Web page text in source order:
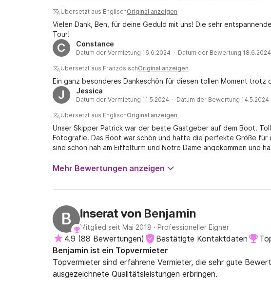
Übersetzt aus EnglischOriginal anzeigen
Vielen Dank, Ben, für deine Geduld mit uns! Die sehr
Tour!
C Constance
Datum der Vermietung 16.6.2024 · Datum der Bewertung 18.6.2024
Übersetzt aus FranzösischOriginal anzeigen
Ein ganz besonderes Dankeschön für diesen tollen Moment trotz
J Jessica
Datum der Vermietung 11.5.2024 · Datum der Bewertung 14.5.2024
Übersetzt aus EnglischOriginal anzeigen
Unser Skipper Patrick war der beste Gastgeber auf dem Boot.
Fotografie. Das Boot war schön und hatte die perfekte Größe für
sind schön nah am Eiffelturm und Notre Dame angekommen und
Mehr Bewertungen anzeigen
B Inserat von Benjamin
Mitglied seit Mai 2018 · Professioneller Eigner
4.9 (88 Bewertungen) Bestätigte Kontaktdaten
Benjamin ist ein Topvermieter
Topvermieter sind erfahrene Vermieter, die sehr gute
ausgezeichnete Qualitätsleistungen erbringen.